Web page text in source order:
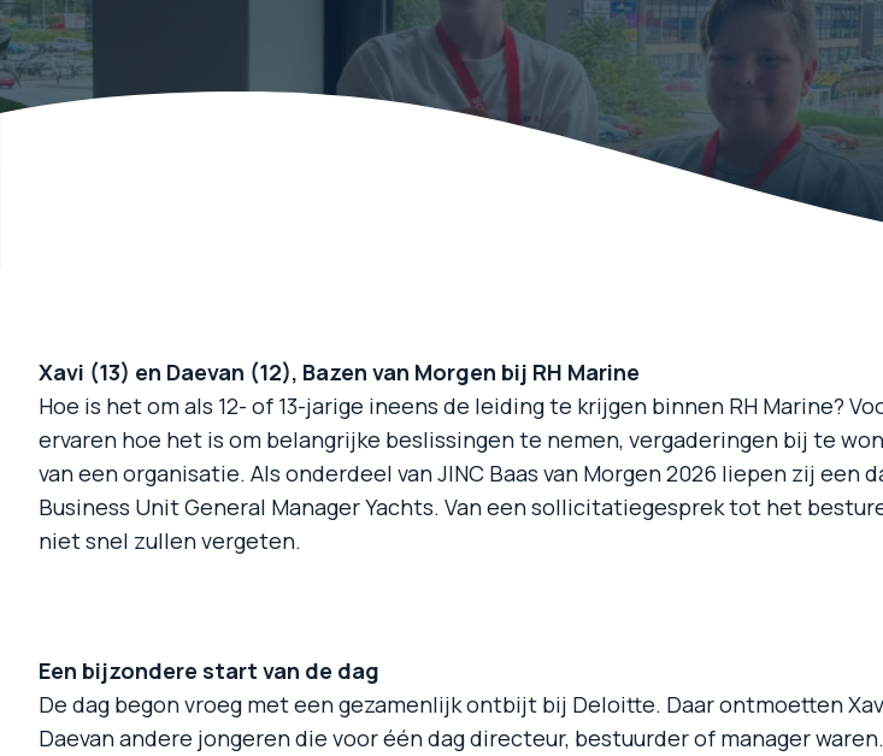
Xavi (13) en Daevan (12), Bazen van Morgen bij RH Marine
Hoe is het om als 12- of 13-jarige ineens de leiding te krijgen binnen RH Marine?
ervaren hoe het is om belangrijke beslissingen te nemen, vergaderingen bij te
van een organisatie. Als onderdeel van JINC Baas van Morgen 2026 liepen zij een
Business Unit General Manager Yachts. Van een sollicitatiegesprek tot het
niet snel zullen vergeten.
Een bijzondere start van de dag
De dag begon vroeg met een gezamenlijk ontbijt bij Deloitte. Daar ontmoetten
Daevan andere jongeren die voor één dag directeur, bestuurder of manager waren.